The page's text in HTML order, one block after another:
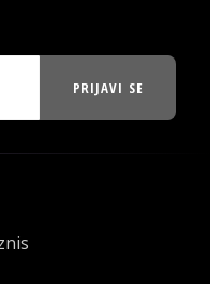
PRIJAVI SE